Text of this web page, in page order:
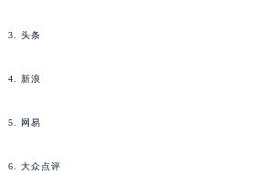
3. 头条
4. 新浪
5. 网易
6. 大众点评